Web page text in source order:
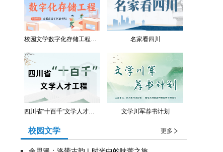
校园文学数字化存储工程（青羊区教育局） 名家看四川
四川省“十百千”文学人才工程 文学川军荐书计划
校园文学 更多